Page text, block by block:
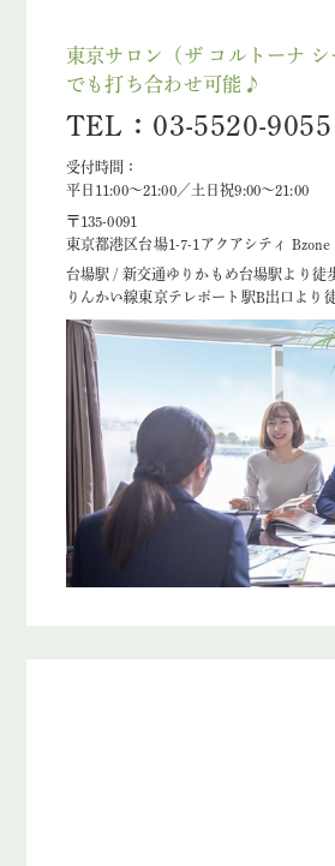
東京サロン（ザ コルトーナ シ
でも打ち合わせ可能♪
TEL：03-5520-9055
受付時間：
平日11:00～21:00／土日祝9:00～21:00
〒135-0091
東京都港区台場1-7-1アクアシティ Bzone
台場駅 / 新交通ゆりかもめ台場駅より徒
りんかい線東京テレポート駅B出口より